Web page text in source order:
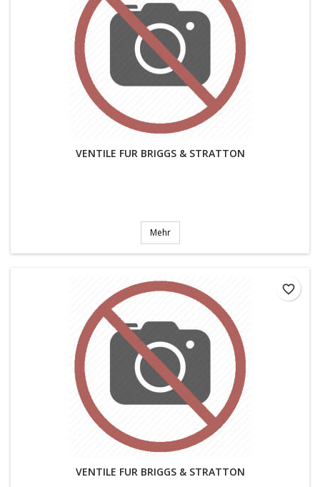
VENTILE FUR BRIGGS & STRATTON
Mehr
VENTILE FUR BRIGGS & STRATTON
favorite_border